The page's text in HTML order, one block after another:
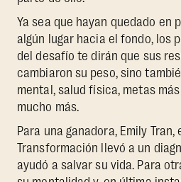
Ya sea que hayan quedado en
algún lugar hacia el fondo, los
del desafío te dirán que sus
cambiaron su peso, sino
mental, salud física, metas
mucho más.
Para una ganadora, Emily Tran,
Transformación llevó a un
ayudó a salvar su vida. Para